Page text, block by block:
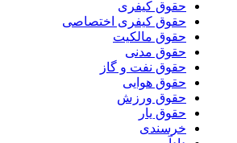
حقوق کیفری
حقوق کیفری اختصاصی
حقوق مالکیت
حقوق مدنی
حقوق نفت و گاز
حقوق هوایی
حقوق ورزش
حقوق یار
خرسندی